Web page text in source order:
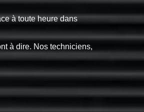
à toute heure dans
à dire. Nos techniciens,